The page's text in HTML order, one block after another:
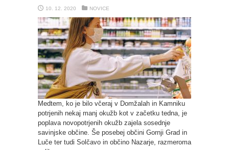
10. 12. 2020 NOVICE
Medtem, ko je bilo včeraj v Domžalah in Kamniku
potrjenih nekaj manj okužb kot v začetku tedna, je
poplava novopotrjenih okužb zajela sosednje
savinjske občine. Še posebej občini Gornji Grad in
Luče ter tudi Solčavo in občino Nazarje, razmeroma